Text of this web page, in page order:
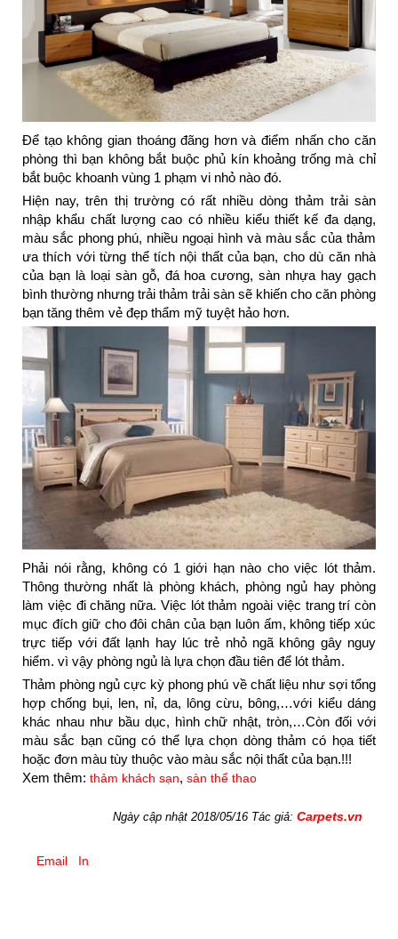
Để tạo không gian thoáng đãng hơn và điểm nhấn cho căn
phòng thì bạn không bắt buộc phủ kín khoảng trống mà chỉ
bắt buộc khoanh vùng 1 phạm vi nhỏ nào đó.
Hiện nay, trên thị trường có rất nhiều dòng thảm trải sàn
nhập khẩu chất lượng cao có nhiều kiểu thiết kế đa dạng,
màu sắc phong phú, nhiều ngoại hình và màu sắc của thảm
ưa thích với từng thể tích nội thất của bạn, cho dù căn nhà
của bạn là loại sàn gỗ, đá hoa cương, sàn nhựa hay gạch
bình thường nhưng trải thảm trải sàn sẽ khiến cho căn phòng
bạn tăng thêm vẻ đẹp thẩm mỹ tuyệt hảo hơn.
Phải nói rằng, không có 1 giới hạn nào cho việc lót thảm.
Thông thường nhất là phòng khách, phòng ngủ hay phòng
làm việc đi chăng nữa. Việc lót thảm ngoài việc trang trí còn
mục đích giữ cho đôi chân của bạn luôn ấm, không tiếp xúc
trực tiếp với đất lạnh hay lúc trẻ nhỏ ngã không gây nguy
hiểm. vì vậy phòng ngủ là lựa chọn đầu tiên để lót thảm.
Thảm phòng ngủ cực kỳ phong phú về chất liệu như sợi tổng
hợp chống bụi, len, nỉ, da, lông cừu, bông,…với kiểu dáng
khác nhau như bầu dục, hình chữ nhật, tròn,…Còn đối với
màu sắc bạn cũng có thể lựa chọn dòng thảm có họa tiết
hoặc đơn màu tùy thuộc vào màu sắc nội thất của bạn.!!!
Xem thêm: thảm khách sạn, sàn thể thao
Ngày cập nhật 2018/05/16 Tác giả: Carpets.vn
Email In